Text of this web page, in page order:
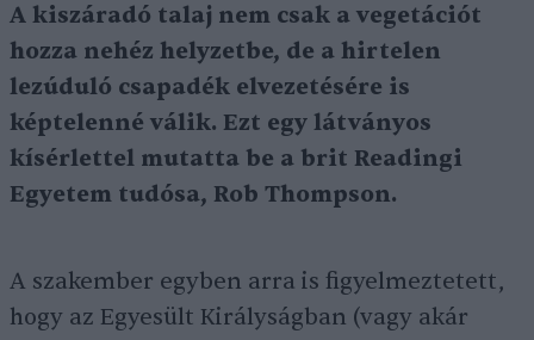
A kiszáradó talaj nem csak a vegetációt
hozza nehéz helyzetbe, de a hirtelen
lezúduló csapadék elvezetésére is
képtelenné válik. Ezt egy látványos
kísérlettel mutatta be a brit Readingi
Egyetem tudósa, Rob Thompson.
A szakember egyben arra is figyelmeztetett,
hogy az Egyesült Királyságban (vagy akár